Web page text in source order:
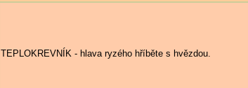
TEPLOKREVNÍK - hlava ryzého hříběte s hvězdou.